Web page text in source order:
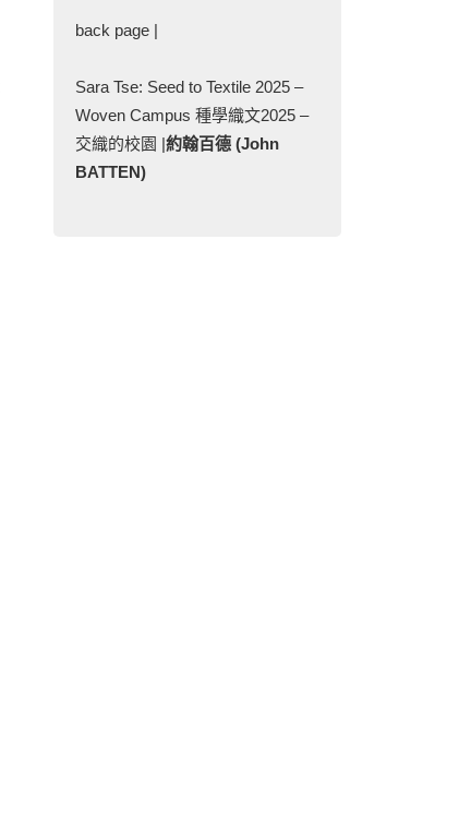
back page |
Sara Tse: Seed to Textile 2025 –
Woven Campus 種學織文2025 –
交織的校園 |約翰百德 (John
BATTEN)